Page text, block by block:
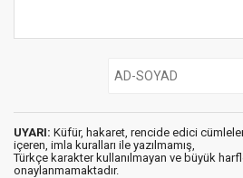
UYARI: Küfür, hakaret, rencide edici
içeren, imla kuralları ile yazılmamış,
Türkçe karakter kullanılmayan ve büyük
onaylanmamaktadır.